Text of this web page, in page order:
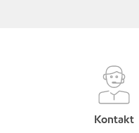
Kontakt